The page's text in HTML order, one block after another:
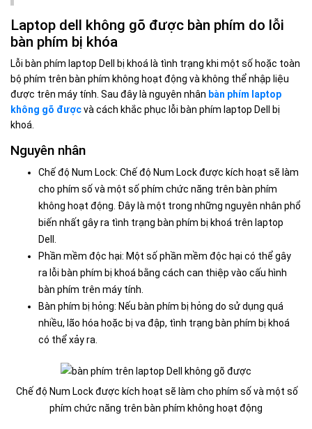
Laptop dell không gõ được bàn phím do lỗi
bàn phím bị khóa
Lỗi bàn phím laptop Dell bị khoá là tình trạng khi một số hoặc toàn
bộ phím trên bàn phím không hoạt động và không thể nhập liệu
được trên máy tính. Sau đây là nguyên nhân bàn phím laptop
không gõ đượcvà cách khắc phục lỗi bàn phím laptop Dell bị
khoá.
Nguyên nhân
Chế độ Num Lock: Chế độ Num Lock được kích hoạt sẽ làm
cho phím số và một số phím chức năng trên bàn phím
không hoạt động. Đây là một trong những nguyên nhân phổ
biến nhất gây ra tình trạng bàn phím bị khoá trên laptop
Dell.
Phần mềm độc hại: Một số phần mềm độc hại có thể gây
ra lỗi bàn phím bị khoá bằng cách can thiệp vào cấu hình
bàn phím trên máy tính.
Bàn phím bị hỏng: Nếu bàn phím bị hỏng do sử dụng quá
nhiều, lão hóa hoặc bị va đập, tình trạng bàn phím bị khoá
có thể xảy ra.
Chế độ Num Lock được kích hoạt sẽ làm cho phím số và một số
phím chức năng trên bàn phím không hoạt động